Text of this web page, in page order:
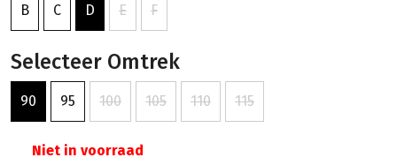
B C D E F
Selecteer Omtrek
90 95 100 105 110 115
Niet in voorraad